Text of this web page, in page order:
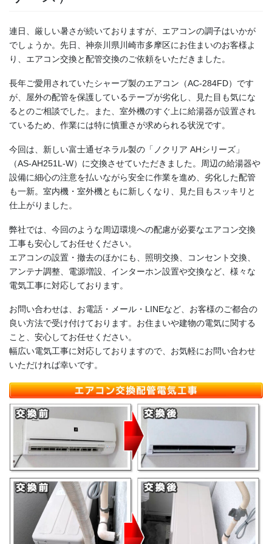
連日、厳しい暑さが続いておりますが、エアコンの調子はいかが
でしょうか。先日、神奈川県川崎市多摩区にお住まいのお客様よ
り、エアコン交換と配管交換のご依頼をいただきました。
長年ご愛用されていたシャープ製のエアコン（AC-284FD）です
が、屋外の配管を保護しているテープが劣化し、見た目も気にな
るとのご相談でした。また、室外機のすぐ上に給湯器が設置され
ているため、作業には特に慎重さが求められる状況です。
今回は、新しい富士通ゼネラル製の「ノクリア AHシリーズ」
（AS-AH251L-W）に交換させていただきました。周辺の給湯器や
設備に細心の注意を払いながら安全に作業を進め、劣化した配管
も一新。室内機・室外機ともに新しくなり、見た目もスッキリと
仕上がりました。
弊社では、今回のような周辺環境への配慮が必要なエアコン交換
工事も安心してお任せください。
エアコンの設置・撤去のほかにも、照明交換、コンセント交換、
アンテナ調整、電源増設、インターホン設置や交換など、様々な
電気工事に対応しております。
お問い合わせは、お電話・メール・LINEなど、お客様のご都合の
良い方法で受け付けております。お住まいや建物の電気に関する
こと、安心してお任せください。
幅広い電気工事に対応しておりますので、お気軽にお問い合わせ
いただければ幸いです。